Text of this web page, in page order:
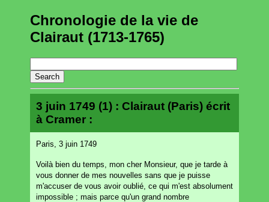
Chronologie de la vie de
Clairaut (1713-1765)
3 juin 1749 (1) : Clairaut (Paris) écrit
à Cramer :
Paris, 3 juin 1749
Voilà bien du temps, mon cher Monsieur, que je tarde à
vous donner de mes nouvelles sans que je puisse
m'accuser de vous avoir oublié, ce qui m'est absolument
impossible ; mais parce qu'un grand nombre